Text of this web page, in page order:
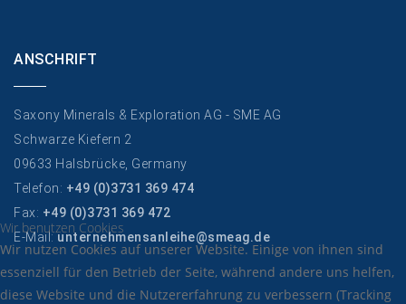
ANSCHRIFT
Saxony Minerals & Exploration AG - SME AG
Schwarze Kiefern 2
09633 Halsbrücke, Germany
Telefon: +49 (0)3731 369 474
Fax: +49 (0)3731 369 472
E-Mail:unternehmensanleihe@smeag.de
Wir benutzen Cookies
Wir nutzen Cookies auf unserer Website. Einige von ihnen sind
essenziell für den Betrieb der Seite, während andere uns helfen,
diese Website und die Nutzererfahrung zu verbessern (Tracking